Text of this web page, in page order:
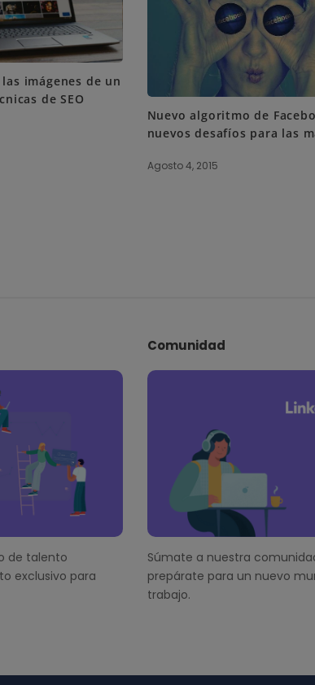
imágenes de un
de SEO
Nuevo algoritmo de
nuevos desafíos para las
Agosto 4, 2015
de talento
exclusivo para
Comunidad
Súmate a nuestra
prepárate para un nuevo
trabajo.